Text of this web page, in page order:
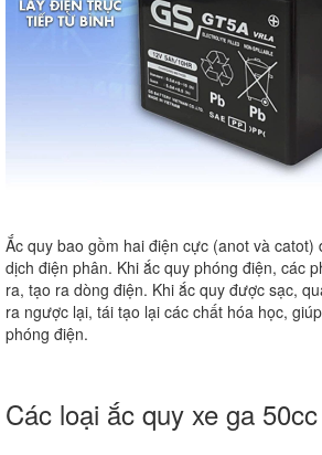
Ắc quy bao gồm hai điện cực (anot và catot)
dịch điện phân. Khi ắc quy phóng điện, các
ra, tạo ra dòng điện. Khi ắc quy được sạc,
ra ngược lại, tái tạo lại các chất hóa học,
phóng điện.
Các loại ắc quy xe ga